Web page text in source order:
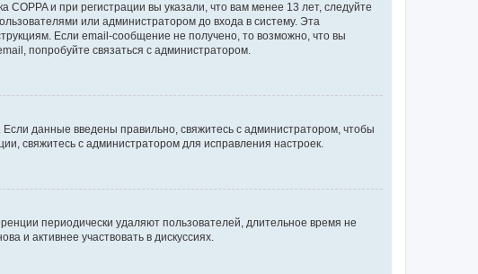
и при регистрации вы указали, что вам менее 13 лет, следуйте
или администратором до входа в систему. Эта
Если email-сообщение не получено, то возможно, что вы
попробуйте связаться с администратором.
данные введены правильно, свяжитесь с администратором, чтобы
свяжитесь с администратором для исправления настроек.
периодически удаляют пользователей, длительное время не
и активнее участвовать в дискуссиях.